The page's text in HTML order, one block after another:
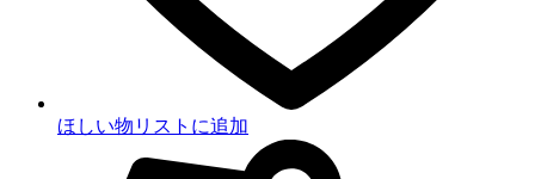
ほしい物リストに追加